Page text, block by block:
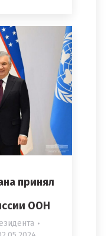
принял
ООН